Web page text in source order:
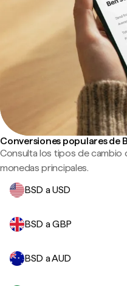
Conversiones populares de
Consulta los tipos de cambio
monedas principales.
BSD a USD
BSD a GBP
BSD a AUD